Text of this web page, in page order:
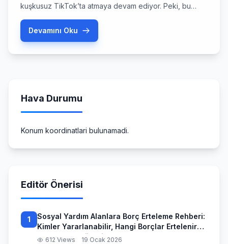
kuşkusuz TikTok’ta atmaya devam ediyor. Peki, bu
‘takip edilen’ bir otoriteye dönüşmeye hazır mısınız?
Tiktok ipuçları söz konusu olduğunda, artık sadece
Devamını Oku
Hava Durumu
Konum koordinatlari bulunamadi.
Editör Önerisi
1
Sosyal Yardım Alanlara Borç Erteleme Rehberi:
Kimler Yararlanabilir, Hangi Borçlar Ertelenir
ve Başvuru Süreci
612 Views 19 Ocak 2026